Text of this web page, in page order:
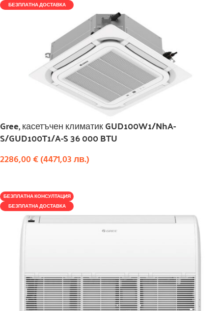
БЕЗПЛАТНА ДОСТАВКА
Gree, касетъчен климатик GUD100W1/NhA-
S/GUD100T1/A-S 36 000 BTU
2286,00€(4471,03лв.)
БЕЗПЛАТНА КОНСУЛТАЦИЯ
БЕЗПЛАТНА ДОСТАВКА